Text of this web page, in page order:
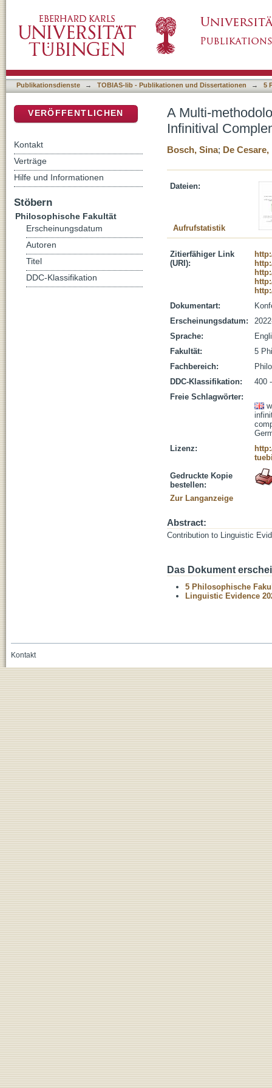
Publikationsdienste → TOBIAS-lib - Publikationen und Dissertationen → 5
A Multi-
Infinitival
Bosch, Sina; De Cesare,
Dateien:
Aufrufstatistik
Zitierfähiger Link
(URI):
Dokumentart:
Erscheinungsdatum:
Sprache:
Fakultät:
5
Fachbereich:
DDC-Klassifikation:
400
Freie Schlagwörter:
Lizenz:
Gedruckte Kopie
bestellen:
Zur Langanzeige
Abstract:
Contribution to Linguistic
Das Dokument
5 Philosophische
Linguistic Evidence
VERÖFFENTLICHEN
Kontakt
Verträge
Hilfe und Informationen
Stöbern
Philosophische Fakultät
Erscheinungsdatum
Autoren
Titel
DDC-Klassifikation
Kontakt